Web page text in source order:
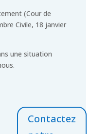
(Cour de
Civile, 18 janvier
une situation
Contactez